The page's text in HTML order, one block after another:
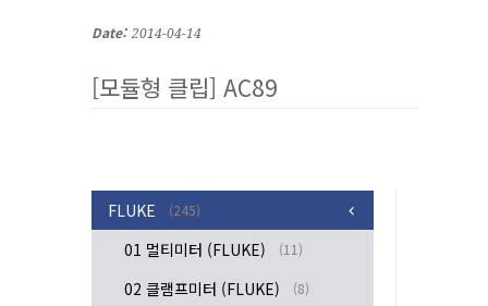
Date: 2014-04-14
[모듈형 클립] AC89
FLUKE (245)
01 멀티미터 (FLUKE) (11)
02 클램프미터 (FLUKE) (8)